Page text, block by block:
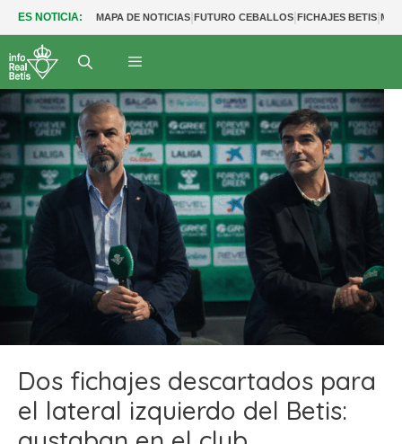
ES NOTICIA: MAPA DE NOTICIAS|FUTURO CEBALLOS|FICHAJES BETIS|
Dos fichajes descartados para
el lateral izquierdo del Betis: